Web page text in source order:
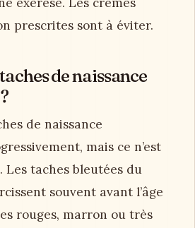
prescrites sont à éviter.
de naissance
de naissance
mais ce n’est
Les taches bleutées du
souvent avant l’âge
rouges, marron ou très